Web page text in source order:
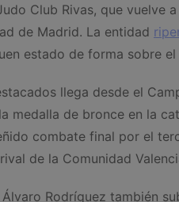
Club Rivas, que vuelve
de Madrid. La entidad
estado de forma sobre
llega desde el
medalla de bronce en la
combate final por el
de la Comunidad
Rodríguez también